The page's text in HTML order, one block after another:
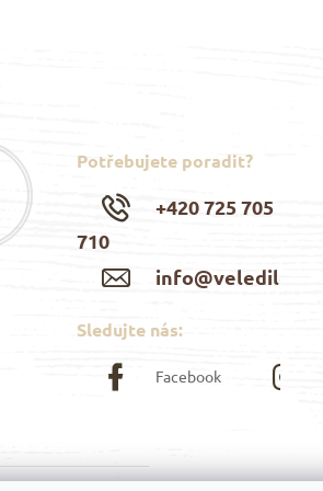
Potřebujete poradit?
+420 725 705
710
info@veledilo.cz
Sledujte nás:
Facebook